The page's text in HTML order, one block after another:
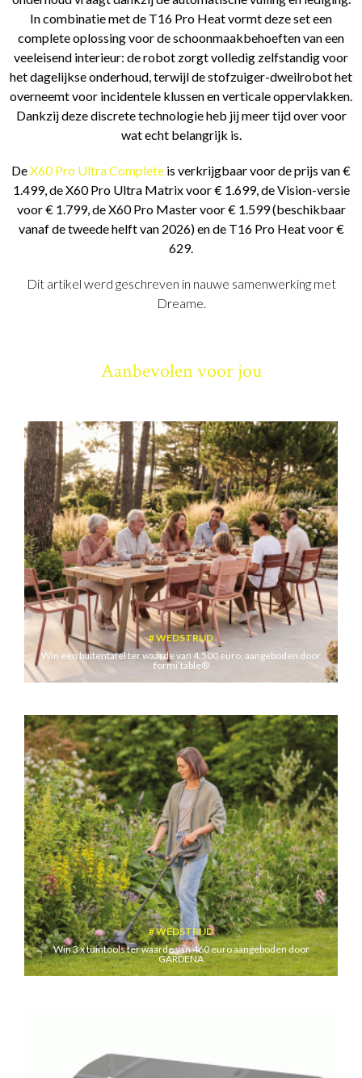
In combinatie met de T16 Pro Heat vormt deze set een
complete oplossing voor de schoonmaakbehoeften van een
veeleisend interieur: de robot zorgt volledig zelfstandig voor
het dagelijkse onderhoud, terwijl de stofzuiger-dweilrobot het
overneemt voor incidentele klussen en verticale oppervlakken.
Dankzij deze discrete technologie heb jij meer tijd over voor
wat echt belangrijk is.
DeX60 Pro Ultra Complete is verkrijgbaar voor de prijs van €
1.499, de X60 Pro Ultra Matrix voor € 1.699, de Vision-versie
voor € 1.799, de X60 Pro Master voor € 1.599 (beschikbaar
vanaf de tweede helft van 2026) en de T16 Pro Heat voor €
629.
Dit artikel werd geschreven in nauwe samenwerking met
Dreame.
Aanbevolen voor jou
WEDSTRIJD
Win een buitentafel ter waarde van 4.500 euro, aangeboden door
formi’table®
WEDSTRIJD
Win 3 x tuintools ter waarde van 460 euro aangeboden door
GARDENA